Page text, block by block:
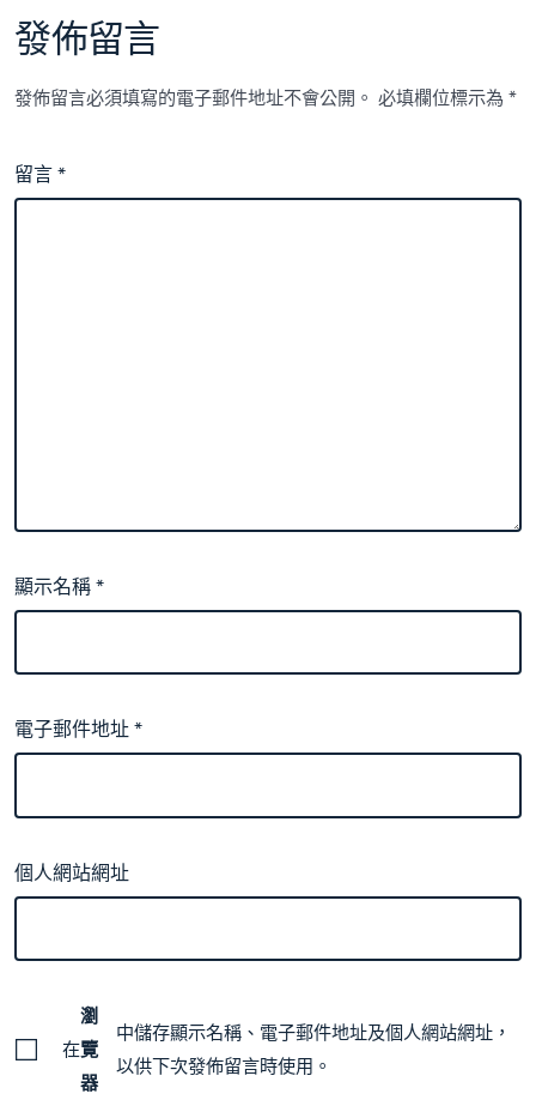
發佈留言
發佈留言必須填寫的電子郵件地址不會公開。 必填欄位標示為*
留言*
顯示名稱*
電子郵件地址*
個人網站網址
在
瀏
覽
器
中儲存顯示名稱、電子郵件地址及個人網站網址，
以供下次發佈留言時使用。